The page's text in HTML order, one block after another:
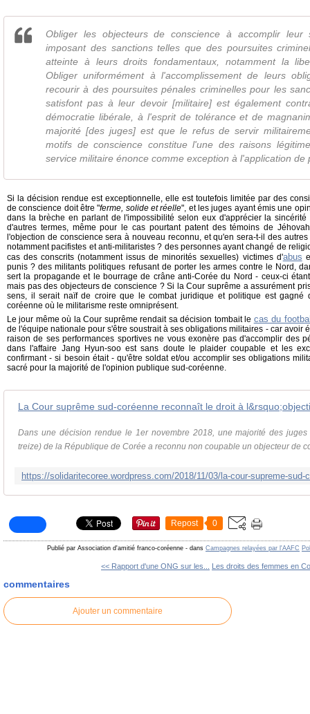
Obliger les objecteurs de conscience à accomplir leur
imposant des sanctions telles que des poursuites
atteinte à leurs droits fondamentaux, notamment la
Obliger uniformément à l'accomplissement de leurs
recourir à des poursuites pénales criminelles pour les
satisfont pas à leur devoir [militaire] est également
démocratie libérale, à l'esprit de tolérance et de
majorité [des juges] est que le refus de servir
motifs de conscience constitue l'une des raisons
service militaire énonce comme exception à l'application de
Si la décision rendue est exceptionnelle, elle est toutefois limitée par des
de conscience doit être "ferme, solide et réelle", et les juges ayant émis une
dans la brèche en parlant de l'impossibilité selon eux d'apprécier la
d'autres termes, même pour le cas pourtant patent des témoins de
l'objection de conscience sera à nouveau reconnu, et qu'en sera-t-il des
notamment pacifistes et anti-militaristes ? des personnes ayant changé de
cas des conscrits (notamment issus de minorités sexuelles) victimes d'abus
punis ? des militants politiques refusant de porter les armes contre le Nord,
sert la propagande et le bourrage de crâne anti-Corée du Nord - ceux-ci
mais pas des objecteurs de conscience ? Si la Cour suprême a assurément
sens, il serait naïf de croire que le combat juridique et politique est gagné
coréenne où le militarisme reste omniprésent.
Le jour même où la Cour suprême rendait sa décision tombait le cas du
de l'équipe nationale pour s'être soustrait à ses obligations militaires - car avoir
raison de ses performances sportives ne vous exonère pas d'accomplir des
dans l'affaire Jang Hyun-soo est sans doute le plaider coupable et les
confirmant - si besoin était - qu'être soldat et/ou accomplir ses obligations
sacré pour la majorité de l'opinion publique sud-coréenne.
Dans une décision rendue le 1er novembre 2018, une majorité des
treize) de la République de Corée a reconnu non coupable un objecteur de
Repost 0
Publié par Association d'amitié franco-coréenne - dans Campagnes relayées par l'AAFC
<< Rapport d'une ONG sur les... Les droits des femmes en
commentaires
Ajouter un commentaire